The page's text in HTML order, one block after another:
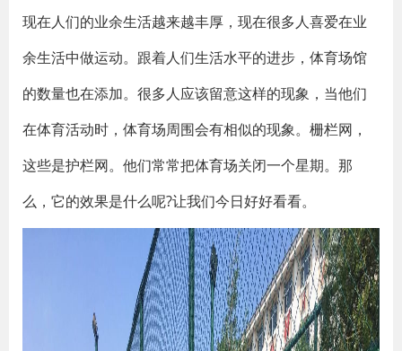
现在人们的业余生活越来越丰厚，现在很多人喜爱在业
余生活中做运动。跟着人们生活水平的进步，体育场馆
的数量也在添加。很多人应该留意这样的现象，当他们
在体育活动时，体育场周围会有相似的现象。栅栏网，
这些是护栏网。他们常常把体育场关闭一个星期。那
么，它的效果是什么呢?让我们今日好好看看。